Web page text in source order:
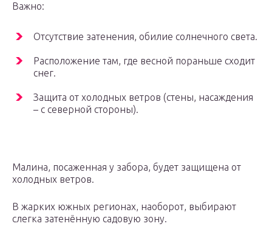
Важно:
Отсутствие затенения, обилие солнечного света.
Расположение там, где весной пораньше сходит
снег.
Защита от холодных ветров (стены, насаждения
– с северной стороны).
Малина, посаженная у забора, будет защищена от
холодных ветров.
В жарких южных регионах, наоборот, выбирают
слегка затенённую садовую зону.